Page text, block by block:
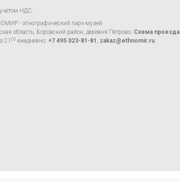
НДС.
- этнографический парк-музей
область, Боровский район, деревня Петрово. Схема проезда
21 00 ежедневно: +7 495 023-81-81 , zakaz@ethnomir.ru